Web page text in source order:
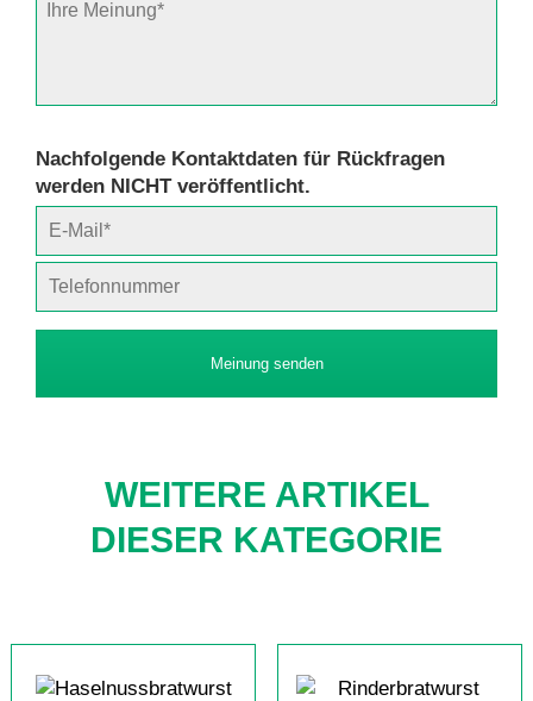
Nachfolgende Kontaktdaten für Rückfragen
werden NICHT veröffentlicht.
Meinung senden
WEITERE ARTIKEL
DIESER KATEGORIE